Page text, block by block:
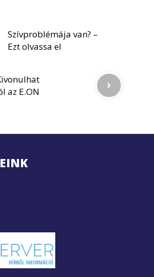
Szívproblémája van? –
Ezt olvassa el
az E.ON